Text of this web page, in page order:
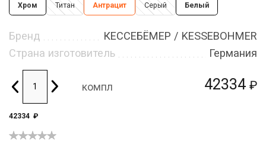
42334 ₽
Хром Титан Антрацит Серый Белый
Бренд
КЕССЕБЁМЕР / KESSEBOHMER
Страна изготовитель
Германия
компл
42334 ₽